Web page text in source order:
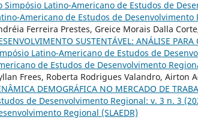
Simpósio Latino-Americano de Estudos de
Americano de Estudos de Desenvolvimento
Ferreira Prestes, Greice Morais Dalla
SUSTENTÁVEL: ANÁLISE
Latino-Americano de Estudos de
de Estudos de Desenvolvimento
Frees, Roberta Rodrigues Valandro, Airton
DEMOGRÁFICA NO MERCADO DE
de Desenvolvimento Regional: v. 3 n. 3
Regional (SLAEDR)